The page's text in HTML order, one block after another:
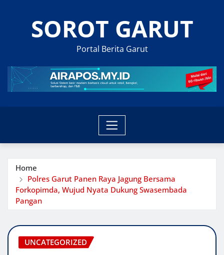
SOROT GARUT
Portal Berita Garut
Home
Polres Garut Panen Raya Jagung Bersama
Forkopimda, Wujud Nyata Dukung Swasembada
Pangan
UNCATEGORIZED